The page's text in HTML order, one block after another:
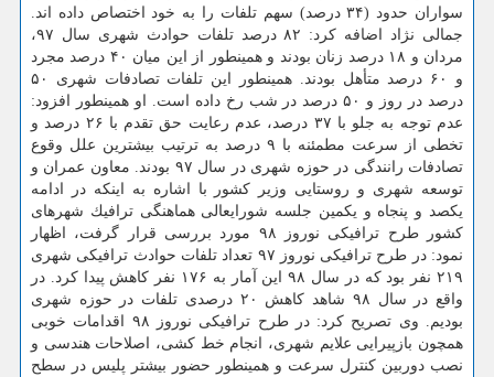
سواران حدود (۳۴ درصد) سهم تلفات را به خود اختصاص داده اند.
جمالی نژاد اضافه كرد: ۸۲ درصد تلفات حوادث شهری سال ۹۷،
مردان و ۱۸ درصد زنان بودند و همینطور از این میان ۴۰ درصد مجرد
و ۶۰ درصد متأهل بودند. همینطور این تلفات تصادفات شهری ۵۰
درصد در روز و ۵۰ درصد در شب رخ داده است. او همینطور افزود:
عدم توجه به جلو با ۳۷ درصد، عدم رعایت حق تقدم با ۲۶ درصد و
تخطی از سرعت مطمئنه با ۹ درصد به ترتیب بیشترین علل وقوع
تصادفات رانندگی در حوزه شهری در سال ۹۷ بودند. معاون عمران و
توسعه شهری و روستایی وزیر كشور با اشاره به اینكه در ادامه
یكصد و پنجاه و یكمین جلسه شورایعالی هماهنگی ترافیك شهرهای
كشور طرح ترافیكی نوروز ۹۸ مورد بررسی قرار گرفت، اظهار
نمود: در طرح ترافیكی نوروز ۹۷ تعداد تلفات حوادث ترافیكی شهری
۲۱۹ نفر بود كه در سال ۹۸ این آمار به ۱۷۶ نفر كاهش پیدا كرد. در
واقع در سال ۹۸ شاهد كاهش ۲۰ درصدی تلفات در حوزه شهری
بودیم. وی تصریح كرد: در طرح ترافیكی نوروز ۹۸ اقدامات خوبی
همچون بازپیرایی علایم شهری، انجام خط كشی، اصلاحات هندسی و
نصب دوربین كنترل سرعت و همینطور حضور بیشتر پلیس در سطح